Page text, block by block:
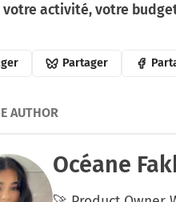
votre activité, votre
Partager
AUTHOR
Océane